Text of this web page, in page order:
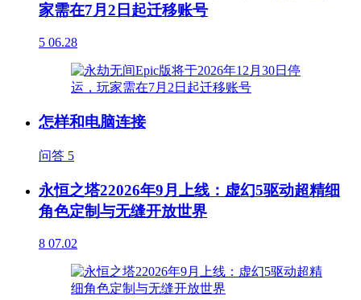
家需在7月2日起迁移账号
5 06.28
怎样和电脑连接
问答 5
永恒之塔22026年9月上线：虚幻5驱动超精细
角色定制与无缝开放世界
8 07.02